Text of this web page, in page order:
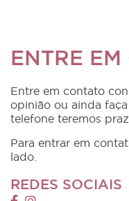
ENTRE EM
Entre em contato
opinião ou ainda
telefone teremos
Para entrar em
lado.
REDES SOCIAIS